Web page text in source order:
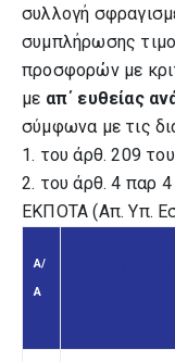
συλλογή
συμπλήρωσης
προσφορών με
με απ΄ ευθείας
σύμφωνα με τις
1. του άρθ. 209
2. του άρθ. 4 παρ
ΕΚΠΟΤΑ (Απ. Υπ.
Α/
Α